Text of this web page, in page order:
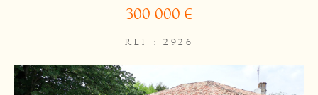
300 000 €
REF : 2926